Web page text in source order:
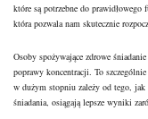
które są potrzebne do
która pozwala nam skutecznie
Osoby spożywające zdrowe
poprawy koncentracji. To
w dużym stopniu zależy od tego, jak
śniadania, osiągają lepsze wyniki